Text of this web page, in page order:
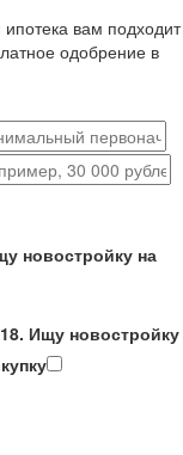
ипотека вам подходит
одобрение в
новостройку на
Ищу новостройку